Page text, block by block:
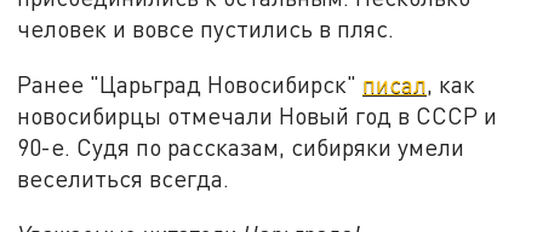
человек и вовсе пустились в пляс.
Ранее "Царьград Новосибирск" писал, как
новосибирцы отмечали Новый год в СССР и
90-е. Судя по рассказам, сибиряки умели
веселиться всегда.